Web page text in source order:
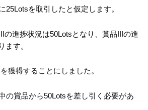
25Lotsを取引したと仮定します。
の進捗状況は50Lotsとなり、賞品IIIの進
ます。
獲得することにしました。
の賞品から50Lotsを差し引く必要があ